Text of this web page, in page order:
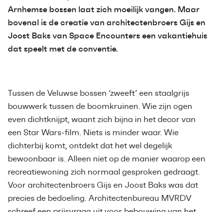
Arnhemse bossen laat zich moeilijk vangen. Maar
bovenal is de creatie van architectenbroers Gijs en
Joost Baks van Space Encounters een vakantiehuis
dat speelt met de conventie.
Tussen de Veluwse bossen ‘zweeft’ een staalgrijs
bouwwerk tussen de boomkruinen. Wie zijn ogen
even dichtknijpt, waant zich bijna in het decor van
een Star Wars-film. Niets is minder waar. Wie
dichterbij komt, ontdekt dat het wel degelijk
bewoonbaar is. Alleen niet op de manier waarop een
recreatiewoning zich normaal gesproken gedraagt.
Voor architectenbroers Gijs en Joost Baks was dat
precies de bedoeling. Architectenbureau MVRDV